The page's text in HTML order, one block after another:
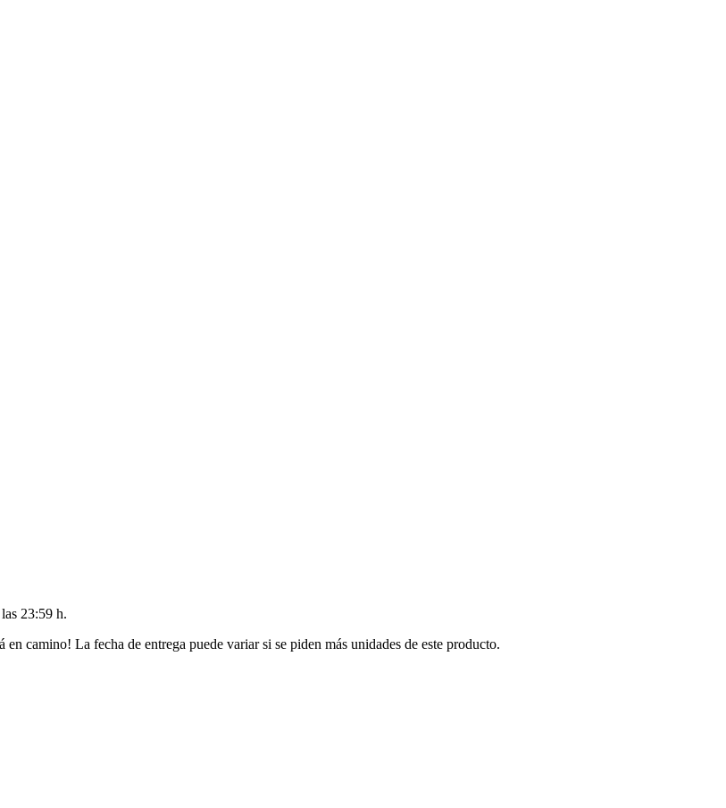
23:59 h.
camino! La fecha de entrega puede variar si se piden más unidades de este producto.